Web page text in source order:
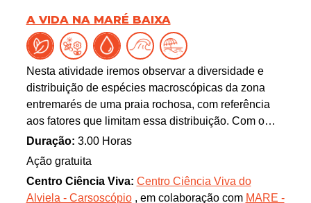
A VIDA NA MARÉ BAIXA
Nesta atividade iremos observar a diversidade e
distribuição de espécies macroscópicas da zona
entremarés de uma praia rochosa, com referência
aos fatores que limitam essa distribuição. Com o
auxílio de lupas binoculares, poderemos observar
detalhadamente a morfologia das espécies mais
abundantes. Juntem-se a nós!
Duração: 3.00 Horas
Ação gratuita
Centro Ciência Viva: Centro Ciência Viva do
Alviela - Carsoscópio, em colaboração com MARE -